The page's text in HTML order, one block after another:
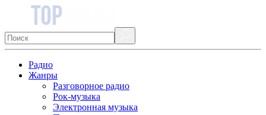
Радио
Жанры
Разговорное радио
Рок-музыка
Электронная музыка